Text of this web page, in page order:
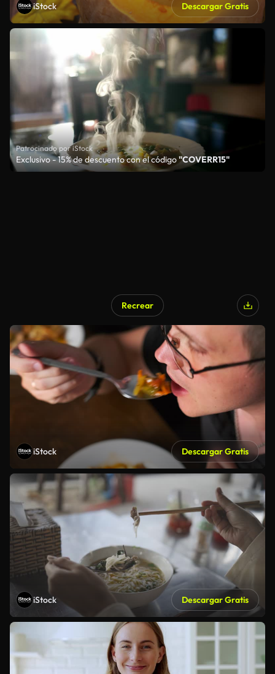
iStock Descargar Gratis
Patrocinado por iStock
Exclusivo - 15% de descuento con el código"COVERR15"
Recrear
iStock Descargar Gratis
iStock Descargar Gratis